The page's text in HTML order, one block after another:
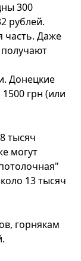
300
рублей.
часть. Даже
Донецкие
грн (или
тысяч
могут
13 тысяч
горнякам